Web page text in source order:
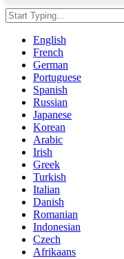
English
French
German
Portuguese
Spanish
Russian
Japanese
Korean
Arabic
Irish
Greek
Turkish
Italian
Danish
Romanian
Indonesian
Czech
Afrikaans